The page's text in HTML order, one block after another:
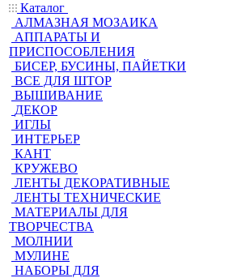
Каталог
АЛМАЗНАЯ МОЗАИКА
АППАРАТЫ И
ПРИСПОСОБЛЕНИЯ
БИСЕР, БУСИНЫ, ПАЙЕТКИ
ВСЕ ДЛЯ ШТОР
ВЫШИВАНИЕ
ДЕКОР
ИГЛЫ
ИНТЕРЬЕР
КАНТ
КРУЖЕВО
ЛЕНТЫ ДЕКОРАТИВНЫЕ
ЛЕНТЫ ТЕХНИЧЕСКИЕ
МАТЕРИАЛЫ ДЛЯ
ТВОРЧЕСТВА
МОЛНИИ
МУЛИНЕ
НАБОРЫ ДЛЯ